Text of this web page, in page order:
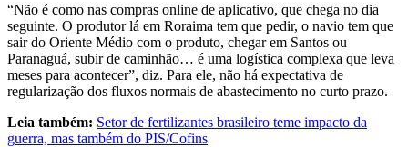
“Não é como nas compras online de aplicativo, que chega no dia
seguinte. O produtor lá em Roraima tem que pedir, o navio tem que
sair do Oriente Médio com o produto, chegar em Santos ou
Paranaguá, subir de caminhão… é uma logística complexa que leva
meses para acontecer”, diz. Para ele, não há expectativa de
regularização dos fluxos normais de abastecimento no curto prazo.
Leia também: Setor de fertilizantes brasileiro teme impacto da
guerra, mas também do PIS/Cofins